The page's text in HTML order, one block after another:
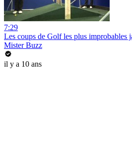
7:29
Les coups de Golf les plus improbables
Mister Buzz
il y a 10 ans